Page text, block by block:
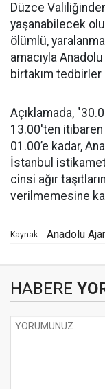
Düzce
yaşanabilecek
ölümlü,
amacıyla
birtakım tedbirler
Açıklamada,
13.00'ten
01.00’e kadar,
İstanbul
cinsi ağır
verilmemesine
Kaynak: Anadolu
HABERE